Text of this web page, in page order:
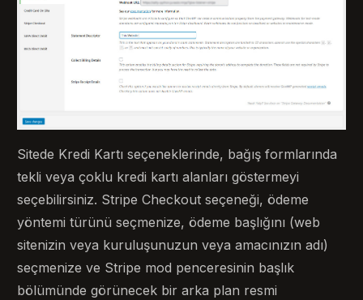
Sitede Kredi Kartı seçeneklerinde, bağış formlarında
tekli veya çoklu kredi kartı alanları göstermeyi
seçebilirsiniz. Stripe Checkout seçeneği, ödeme
yöntemi türünü seçmenize, ödeme başlığını (web
sitenizin veya kuruluşunuzun veya amacınızın adı)
seçmenize ve Stripe mod penceresinin başlık
bölümünde görünecek bir arka plan resmi